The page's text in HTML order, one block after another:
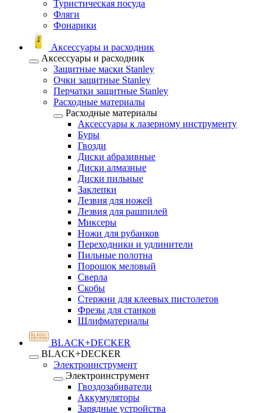
Туристическая посуда
Фляги
Фонарики
Аксессуары и расходник
Аксессуары и расходник
Защитные маски Stanley
Очки защитные Stanley
Перчатки защитные Stanley
Расходные материалы
Расходные материалы
Аксессуары к лазерному инструменту
Буры
Гвозди
Диски абразивные
Диски алмазные
Диски пильные
Заклепки
Лезвия для ножей
Лезвия для рашпилей
Миксеры
Ножи для рубанков
Переходники и удлинители
Пильные полотна
Порошок меловый
Сверла
Скобы
Стержни для клеевых пистолетов
Фрезы для станков
Шлифматериалы
BLACK+DECKER
BLACK+DECKER
Электроинструмент
Электроинструмент
Гвоздозабиватели
Аккумуляторы
Зарядные устройства